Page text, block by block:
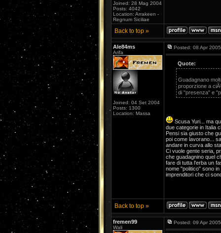
Joined: 28 Mag 2004
Posts: 4042
Location: Arrakeen -
Regnum Siciliae
Back to top »
Ale84ms
Arifa
Joined: 04 Set 2004
Posts: 1300
Location: Massa
Posted: 08 Apr
Quote:
Guadagnano
proporzione a
di "presenza" e
Scusa Yuri... ma
due categorie in Italia
Pensi sia giusto che
poi come lavorano...
andare in curva allo
Ci vuole gente seria,
che guadagnino quel
fare di tutta l'erba un
nome "politico" sono
imprenditori che ci
Back to top »
fremen99
Wali
Posted: 09 Apr